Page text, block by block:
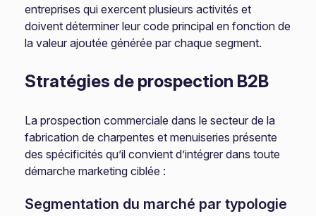
entreprises qui exercent plusieurs activités et
doivent déterminer leur code principal en fonction de
la valeur ajoutée générée par chaque segment.
Stratégies de prospection B2B
La prospection commerciale dans le secteur de la
fabrication de charpentes et menuiseries présente
des spécificités qu’il convient d’intégrer dans toute
démarche marketing ciblée :
Segmentation du marché par typologie